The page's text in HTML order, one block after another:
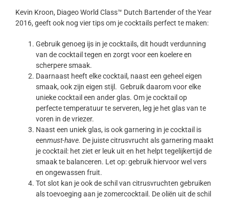
Kevin Kroon, Diageo World Class™ Dutch Bartender of the Year
2016, geeft ook nog vier tips om je cocktails perfect te maken:
Gebruik genoeg ijs in je cocktails, dit houdt verdunning
van de cocktail tegen en zorgt voor een koelere en
scherpere smaak.
Daarnaast heeft elke cocktail, naast een geheel eigen
smaak, ook zijn eigen stijl. Gebruik daarom voor elke
unieke cocktail een ander glas. Om je cocktail op
perfecte temperatuur te serveren, leg je het glas van te
voren in de vriezer.
Naast een uniek glas, is ook garnering in je cocktail is
eenmust-have. De juiste citrusvrucht als garnering maakt
je cocktail: het ziet er leuk uit en het helpt tegelijkertijd de
smaak te balanceren. Let op: gebruik hiervoor wel vers
en ongewassen fruit.
Tot slot kan je ook de schil van citrusvruchten gebruiken
als toevoeging aan je zomercocktail. De oliën uit de schil